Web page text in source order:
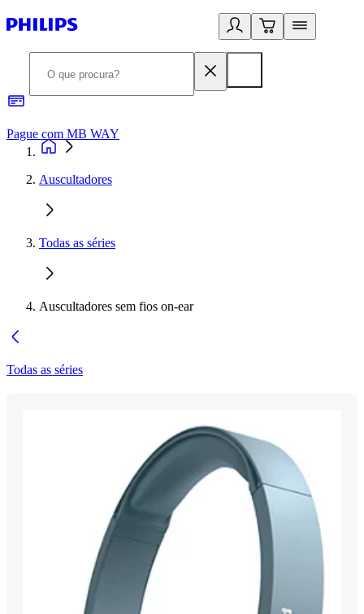
Pague com MB WAY
Auscultadores
Todas as séries
Auscultadores sem fios on-ear
Todas as séries